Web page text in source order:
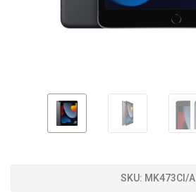
SKU: MK473CI/A